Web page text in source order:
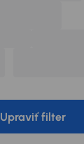
Upraviť filter